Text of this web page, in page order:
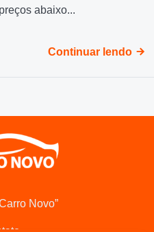
abaixo...
Continuar lendo
Novo”